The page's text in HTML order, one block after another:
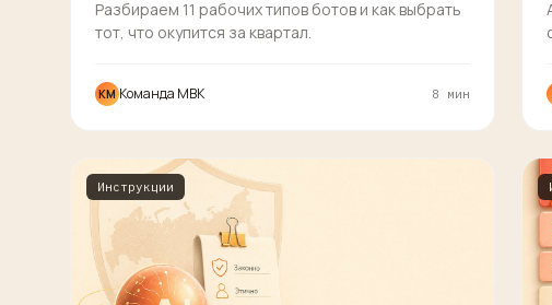
Разбираем 11 рабочих типов ботов и как выбрать
тот, что окупится за квартал.
КM Команда MBK 8 мин
Инструкции